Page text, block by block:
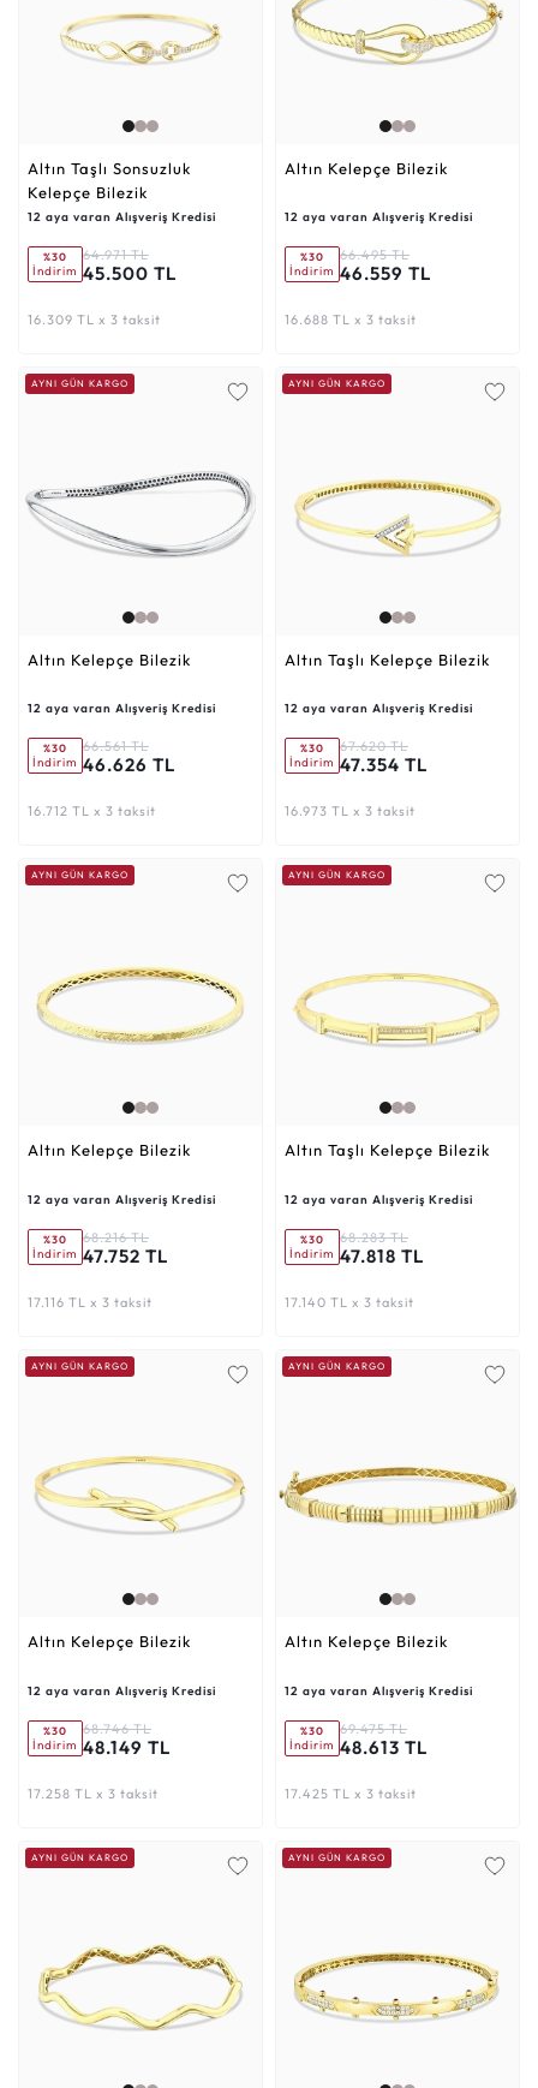
Altın Taşlı Sonsuzluk
Kelepçe Bilezik
12 aya varan Alışveriş Kredisi
%30
İndirim
64.971 TL
45.500 TL
16.309 TL x 3 taksit
Altın Kelepçe Bilezik
12 aya varan Alışveriş Kredisi
%30
İndirim
66.495 TL
46.559 TL
16.688 TL x 3 taksit
AYNI GÜN KARGO
Altın Kelepçe Bilezik
12 aya varan Alışveriş Kredisi
%30
İndirim
66.561 TL
46.626 TL
16.712 TL x 3 taksit
AYNI GÜN KARGO
Altın Taşlı Kelepçe Bilezik
12 aya varan Alışveriş Kredisi
%30
İndirim
67.620 TL
47.354 TL
16.973 TL x 3 taksit
AYNI GÜN KARGO
Altın Kelepçe Bilezik
12 aya varan Alışveriş Kredisi
%30
İndirim
68.216 TL
47.752 TL
17.116 TL x 3 taksit
AYNI GÜN KARGO
Altın Taşlı Kelepçe Bilezik
12 aya varan Alışveriş Kredisi
%30
İndirim
68.283 TL
47.818 TL
17.140 TL x 3 taksit
AYNI GÜN KARGO
Altın Kelepçe Bilezik
12 aya varan Alışveriş Kredisi
%30
İndirim
68.746 TL
48.149 TL
17.258 TL x 3 taksit
AYNI GÜN KARGO
Altın Kelepçe Bilezik
12 aya varan Alışveriş Kredisi
%30
İndirim
69.475 TL
48.613 TL
17.425 TL x 3 taksit
AYNI GÜN KARGO AYNI GÜN KARGO